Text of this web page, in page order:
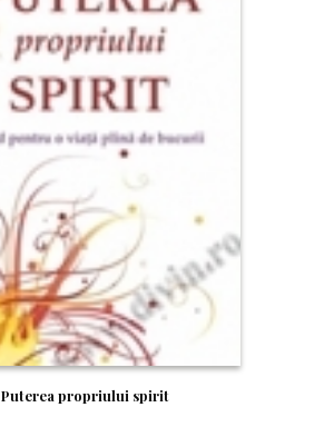
Puterea propriului spirit